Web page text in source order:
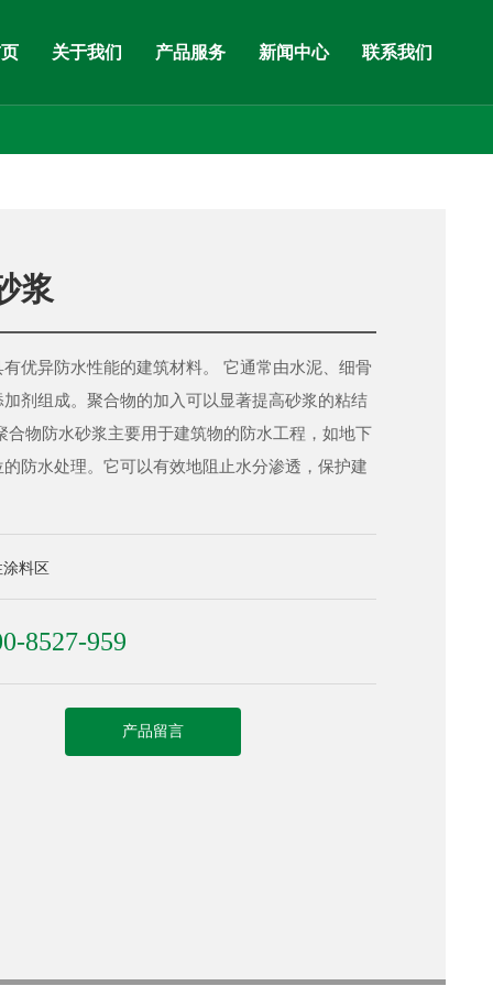
关于我们 产品服务 新闻中心 联系我们
浆
优异防水性能的建筑材料。 它通常由水泥、细骨
剂组成。聚合物的加入可以显著提高砂浆的粘结
合物防水砂浆主要用于建筑物的防水工程，如地下
防水处理。它可以有效地阻止水分渗透，保护建
料区
8527-959
产品留言